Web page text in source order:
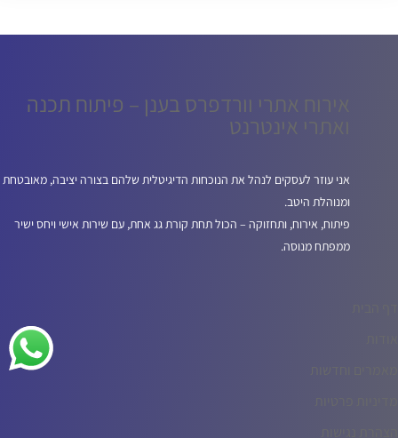
אירוח אתרי וורדפרס בענן – פיתוח תכנה
ואתרי אינטרנט
אני עוזר לעסקים לנהל את הנוכחות הדיגיטלית שלהם בצורה יציבה, מאובטחת
ומנוהלת היטב.
פיתוח, אירוח, ותחזוקה – הכול תחת קורת גג אחת, עם שירות אישי ויחס ישיר
ממפתח מנוסה.